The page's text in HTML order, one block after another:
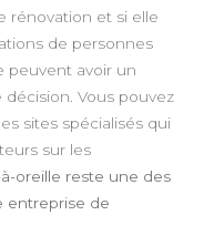
rénovation et si elle
de personnes
peuvent avoir un
Vous pouvez
sites spécialisés qui
sur les
oreille reste une des
entreprise de